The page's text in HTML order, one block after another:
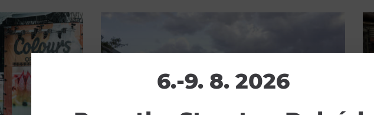
6.-9. 8. 2026